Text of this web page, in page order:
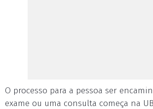
O processo para a pessoa ser
exame ou uma consulta começa na